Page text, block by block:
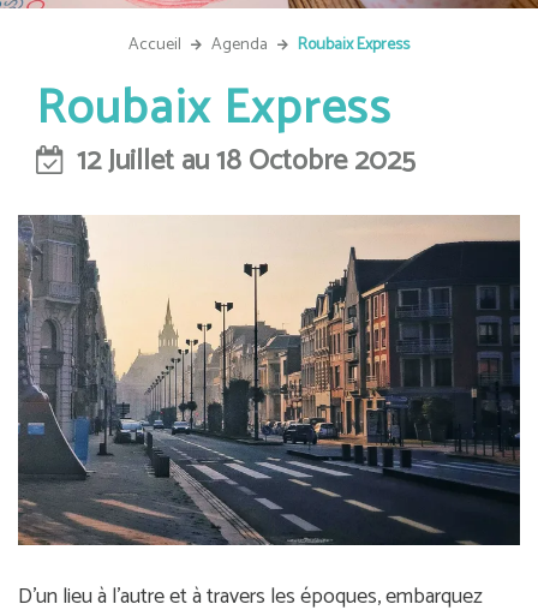
Accueil Agenda Roubaix Express
Roubaix Express
12 Juillet au 18 Octobre 2025
D’un lieu à l’autre et à travers les époques, embarquez